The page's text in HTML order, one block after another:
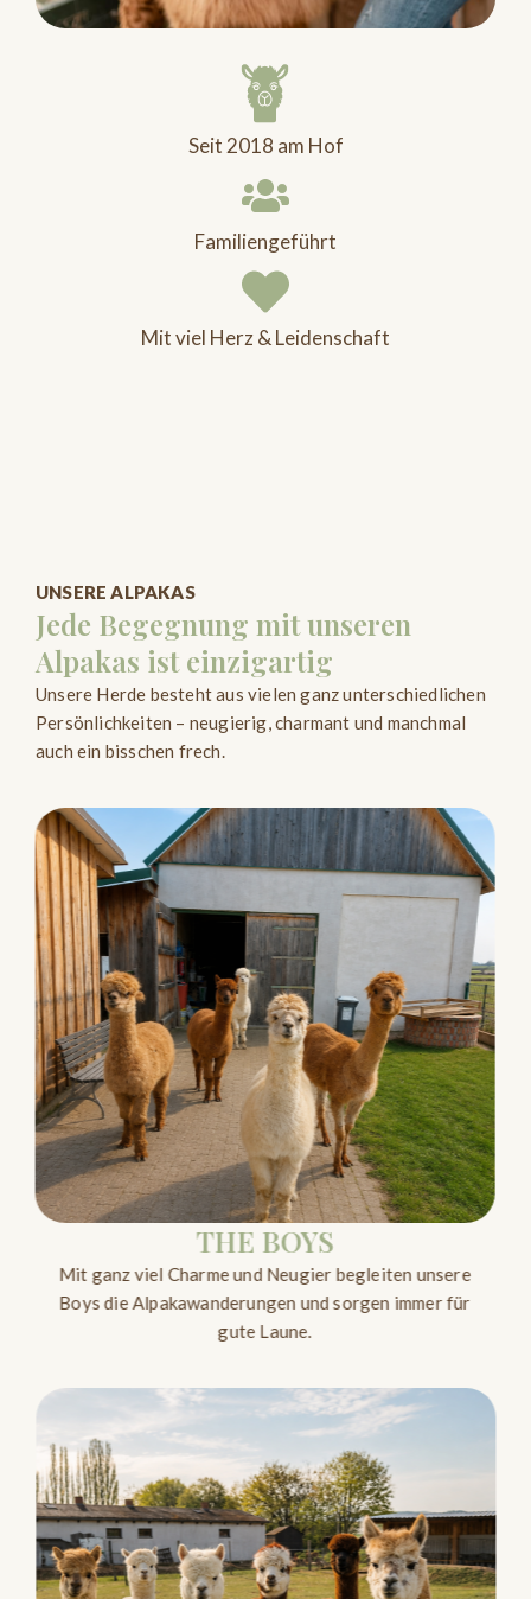
Seit 2018 am Hof
Familiengeführt
Mit viel Herz & Leidenschaft
UNSERE ALPAKAS
Jede Begegnung mit unseren
Alpakas ist einzigartig
Unsere Herde besteht aus vielen ganz unterschiedlichen
Persönlichkeiten – neugierig, charmant und manchmal
auch ein bisschen frech.
THE BOYS
Mit ganz viel Charme und Neugier begleiten unsere
Boys die Alpakawanderungen und sorgen immer für
gute Laune.